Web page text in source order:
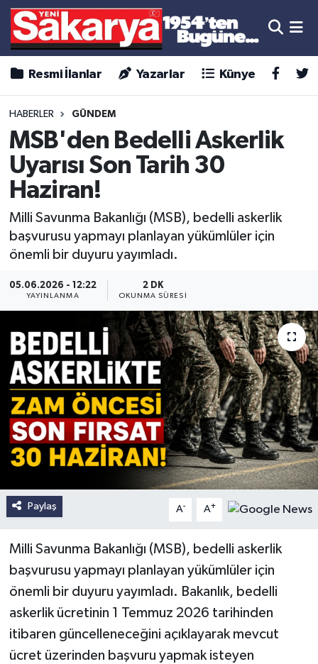
Resmi İlanlar Yazarlar Künye
HABERLER GÜNDEM
MSB'den Bedelli Askerlik
Uyarısı Son Tarih 30
Haziran!
Milli Savunma Bakanlığı (MSB), bedelli askerlik
başvurusu yapmayı planlayan yükümlüler için
önemli bir duyuru yayımladı.
05.06.2026 - 12:22
YAYINLANMA
2 DK
OKUNMA SÜRESI
Paylaş A- A+
Milli Savunma Bakanlığı (MSB), bedelli askerlik
başvurusu yapmayı planlayan yükümlüler için
önemli bir duyuru yayımladı. Bakanlık, bedelli
askerlik ücretinin 1 Temmuz 2026 tarihinden
itibaren güncelleneceğini açıklayarak mevcut
ücret üzerinden başvuru yapmak isteyen